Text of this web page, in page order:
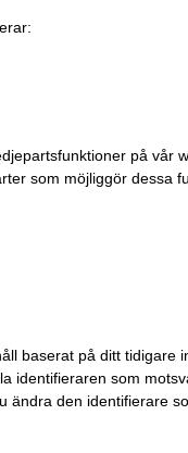
på vår
som möjliggör dessa
baserat på ditt
identifieraren som
den identifierare